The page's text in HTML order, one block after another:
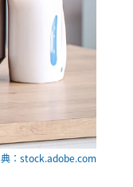
：stock.adobe.com